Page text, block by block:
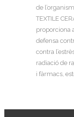
de
TEXTILE
proporciona
defensa
contra
radiació de
i fàrmacs,